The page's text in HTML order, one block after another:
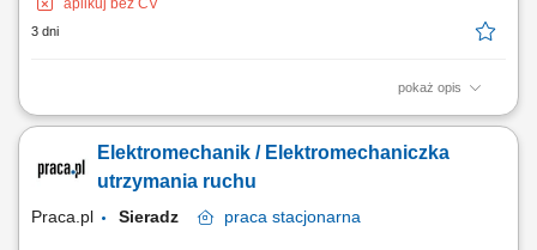
aplikuj bez CV
3 dni
pokaż opis
Zakres obowiązków: Zapewnienie sprawnego funkcjonowania maszyn i
podejmowanie działań zapobiegawczych; Realizowanie przeglądów
technicznych maszyn i urządzeń produkcyjnych; Współpraca z
Elektromechanik / Elektromechaniczka
utrzymania ruchu
Praca.pl Sieradz praca stacjonarna